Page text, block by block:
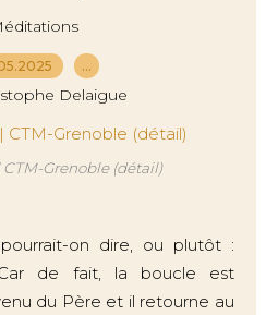
…
Delaigue
CTM-Grenoble (détail)
on dire, ou plutôt :
de fait, la boucle est
du Père et il retourne au